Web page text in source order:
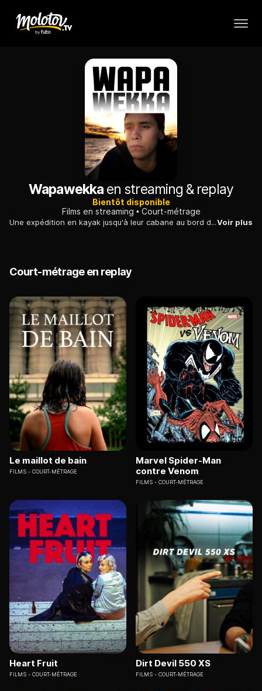
Wapawekkaen streaming & replay
Bientôt disponible
Films en streaming
Court-métrage
Une expédition en kayak jusqu'à leur cabane au bord d'un lac isolé, dans le nord de la province canadienne de Saskatchewan, révèle le fossé entre un fils rappeur et son père attaché aux traditions.Voir plus
Court-métrage en replay
Le maillot de bain
FILMS COURT-MÉTRAGE
Marvel Spider-Man
contre Venom
FILMS COURT-MÉTRAGE
Heart Fruit
FILMS COURT-MÉTRAGE
Dirt Devil 550 XS
FILMS COURT-MÉTRAGE